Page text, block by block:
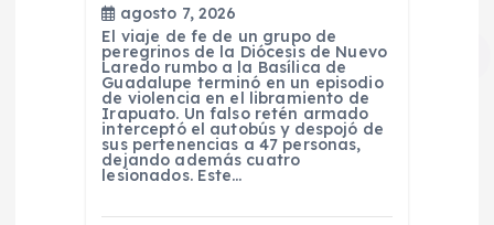
agosto 7, 2026
El viaje de fe de un grupo de
peregrinos de la Diócesis de Nuevo
Laredo rumbo a la Basílica de
Guadalupe terminó en un episodio
de violencia en el libramiento de
Irapuato. Un falso retén armado
interceptó el autobús y despojó de
sus pertenencias a 47 personas,
dejando además cuatro
lesionados. Este…